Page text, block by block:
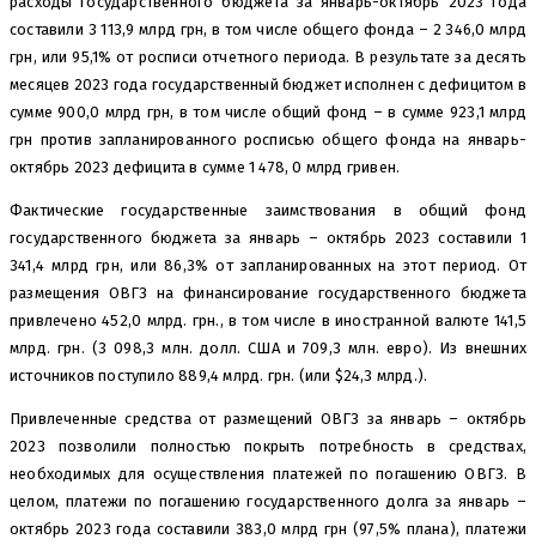
составили 3 113,9 млрд грн, в том числе общего фонда – 2 346,0 млрд
грн, или 95,1% от росписи отчетного периода. В результате за десять
месяцев 2023 года государственный бюджет исполнен с дефицитом в
сумме 900,0 млрд грн, в том числе общий фонд – в сумме 923,1 млрд
грн против запланированного росписью общего фонда на январь-
октябрь 2023 дефицита в сумме 1 478, 0 млрд гривен.
Фактические государственные заимствования в общий фонд
государственного бюджета за январь – октябрь 2023 составили 1
341,4 млрд грн, или 86,3% от запланированных на этот период. От
размещения ОВГЗ на финансирование государственного бюджета
привлечено 452,0 млрд. грн., в том числе в иностранной валюте 141,5
млрд. грн. (3 098,3 млн. долл. США и 709,3 млн. евро). Из внешних
источников поступило 889,4 млрд. грн. (или $24,3 млрд.).
Привлеченные средства от размещений ОВГЗ за январь – октябрь
2023 позволили полностью покрыть потребность в средствах,
необходимых для осуществления платежей по погашению ОВГЗ. В
целом, платежи по погашению государственного долга за январь –
октябрь 2023 года составили 383,0 млрд грн (97,5% плана), платежи